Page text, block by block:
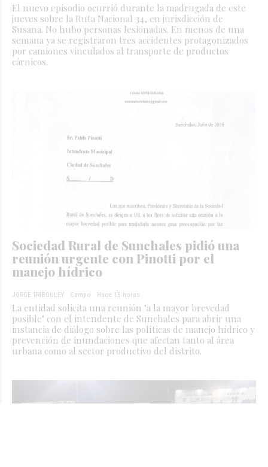
El nuevo episodio ocurrió durante la madrugada de este
jueves sobre la Ruta Nacional 34, en jurisdicción de
Susana. No hubo personas lesionadas. En menos de una
semana ya se registraron tres accidentes protagonizados
por camiones vinculados al transporte de productos
cárnicos.
Sociedad Rural de Sunchales pidió una
reunión urgente con Pinotti por el
manejo hídrico
JORGE TRIBOULEY Campo Hace 15 horas
La entidad solicita una reunión "a la mayor brevedad
posible" con el intendente de Sunchales para abrir una
instancia de diálogo sobre las políticas de manejo hídrico y
prevención de inundaciones que afectan tanto al área
urbana como al sector productivo del distrito.